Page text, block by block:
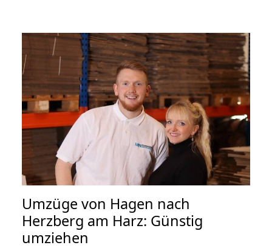
Umzüge von Hagen nach
Herzberg am Harz: Günstig
umziehen